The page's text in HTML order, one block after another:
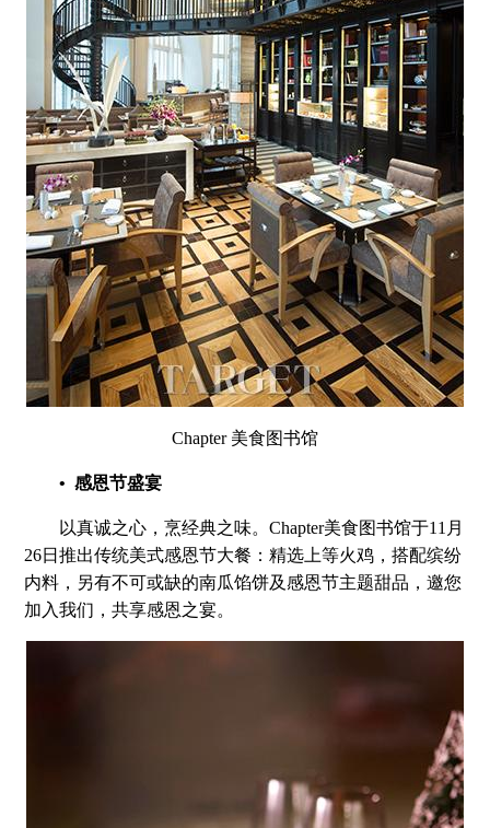
Chapter 美食图书馆
• 感恩节盛宴
以真诚之心，烹经典之味。Chapter美食图书馆于11月
26日推出传统美式感恩节大餐：精选上等火鸡，搭配缤纷
内料，另有不可或缺的南瓜馅饼及感恩节主题甜品，邀您
加入我们，共享感恩之宴。